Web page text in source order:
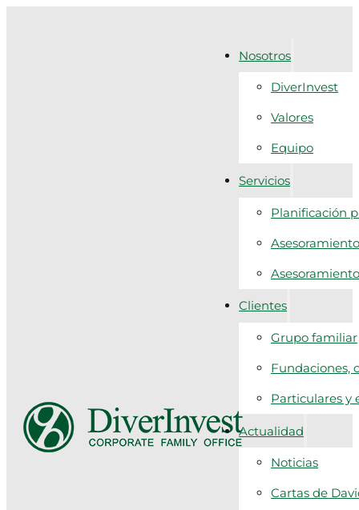
Nosotros
DiverInvest
Valores
Equipo
Servicios
Planificación
Clientes
Grupo familiar
Fundaciones,
Particulares y
Actualidad
Noticias
Cartas de